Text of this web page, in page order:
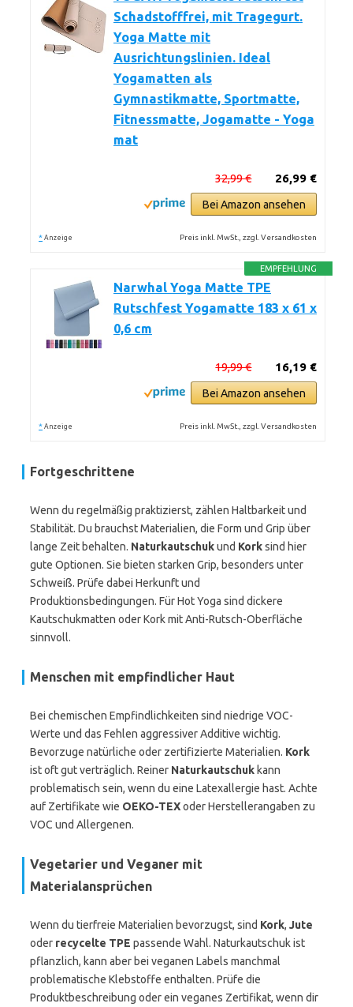
Schadstofffrei, mit Tragegurt.
Yoga Matte mit
Ausrichtungslinien. Ideal
Yogamatten als
Gymnastikmatte, Sportmatte,
Fitnessmatte, Jogamatte - Yoga
mat
26,99 €
32,99 €
Bei Amazon ansehen
* Anzeige Preis inkl. MwSt., zzgl. Versandkosten
EMPFEHLUNG
Narwhal Yoga Matte TPE
Rutschfest Yogamatte 183 x 61 x
0,6 cm
16,19 €
19,99 €
Bei Amazon ansehen
* Anzeige Preis inkl. MwSt., zzgl. Versandkosten
Fortgeschrittene
Wenn du regelmäßig praktizierst, zählen Haltbarkeit und
Stabilität. Du brauchst Materialien, die Form und Grip über
lange Zeit behalten. Naturkautschukund Korksind hier
gute Optionen. Sie bieten starken Grip, besonders unter
Schweiß. Prüfe dabei Herkunft und
Produktionsbedingungen. Für Hot Yoga sind dickere
Kautschukmatten oder Kork mit Anti-Rutsch-Oberfläche
sinnvoll.
Menschen mit empfindlicher Haut
Bei chemischen Empfindlichkeiten sind niedrige VOC-
Werte und das Fehlen aggressiver Additive wichtig.
Bevorzuge natürliche oder zertifizierte Materialien. Kork
ist oft gut verträglich. Reiner Naturkautschuk kann
problematisch sein, wenn du eine Latexallergie hast. Achte
auf Zertifikate wie OEKO-TEXoder Herstellerangaben zu
VOC und Allergenen.
Vegetarier und Veganer mit
Materialansprüchen
Wenn du tierfreie Materialien bevorzugst, sind Kork, Jute
oder recycelte TPE passende Wahl. Naturkautschuk ist
pflanzlich, kann aber bei veganen Labels manchmal
problematische Klebstoffe enthalten. Prüfe die
Produktbeschreibung oder ein veganes Zertifikat, wenn dir